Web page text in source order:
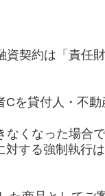
資契約は「責任
を貸付人・不
なくなった場合
する強制執行